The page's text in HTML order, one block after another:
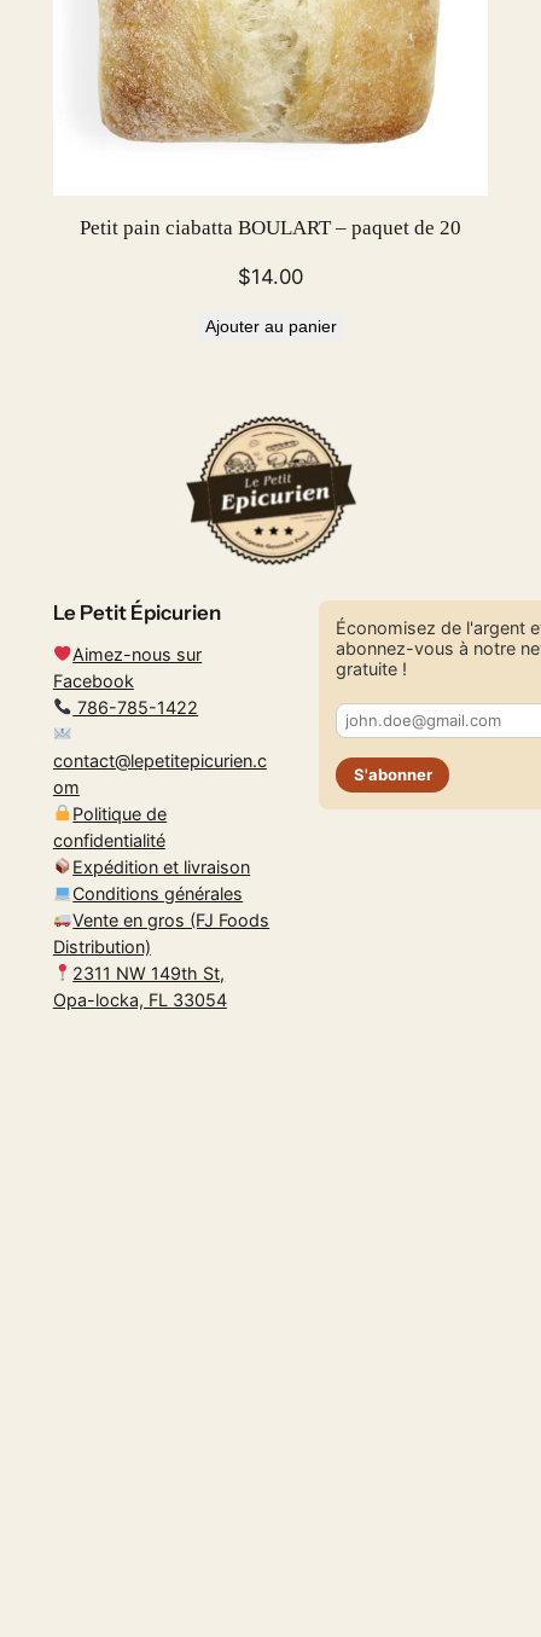
Petit pain ciabatta BOULART – paquet de 20
$14.00
Ajouter au panier
Le Petit Épicurien
Aimez-nous sur
Facebook
786-785-1422
contact@lepetitepicurien.c
om
Politique de
confidentialité
Expédition et livraison
Conditions générales
Vente en gros (FJ Foods
Distribution)
2311 NW 149th St,
Opa-locka, FL 33054
Économisez de l'argent
abonnez-vous à notre
gratuite !
S'abonner